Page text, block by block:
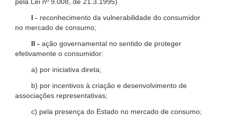
pela Lei nº 9.008, de 21.3.1995)
I - reconhecimento da vulnerabilidade do consumidor
no mercado de consumo;
II - ação governamental no sentido de proteger
efetivamente o consumidor:
a) por iniciativa direta;
b) por incentivos à criação e desenvolvimento de
associações representativas;
c) pela presença do Estado no mercado de consumo;